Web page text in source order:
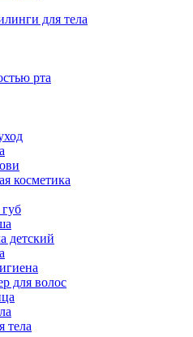
для тела
рта
косметика
детский
для волос
тела